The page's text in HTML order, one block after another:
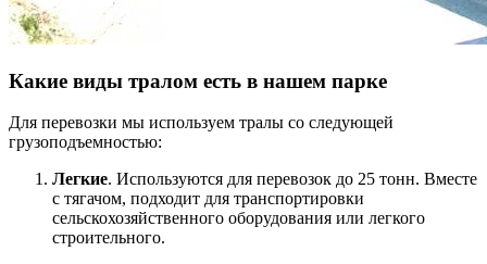
Какие виды тралом есть в нашем парке
Для перевозки мы используем тралы со следующей
грузоподъемностью:
Легкие. Используются для перевозок до 25 тонн. Вместе
с тягачом, подходит для транспортировки
сельскохозяйственного оборудования или легкого
строительного.